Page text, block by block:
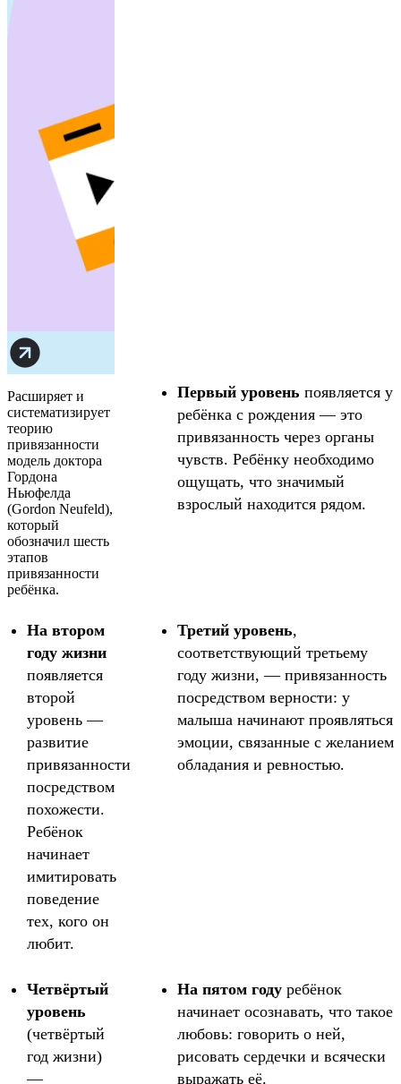
Расширяет и
систематизирует
теорию
привязанности
модель доктора
Гордона
Ньюфелда
(Gordon Neufeld),
который
обозначил шесть
этапов
привязанности
ребёнка.
Первый уровень появляется у
ребёнка с рождения — это
привязанность через органы
чувств. Ребёнку необходимо
ощущать, что значимый
взрослый находится рядом.
На втором
году жизни
появляется
второй
уровень —
развитие
привязанности
посредством
похожести.
Ребёнок
начинает
имитировать
поведение
тех, кого он
любит.
Третий уровень,
соответствующий третьему
году жизни, — привязанность
посредством верности: у
малыша начинают проявляться
эмоции, связанные с желанием
обладания и ревностью.
Четвёртый
уровень
(четвёртый
год жизни)
—
На пятом году ребёнок
начинает осознавать, что такое
любовь: говорить о ней,
рисовать сердечки и всячески
выражать её.